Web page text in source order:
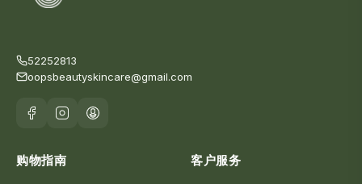
52252813
oopsbeautyskincare@gmail.com
购物指南 客户服务